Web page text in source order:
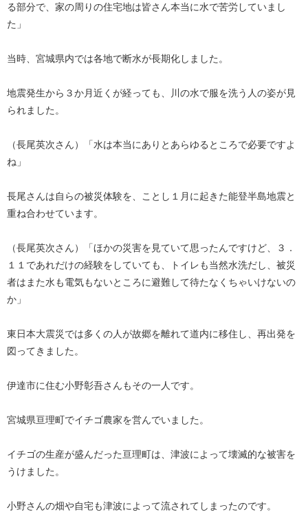
る部分で、家の周りの住宅地は皆さん本当に水で苦労していまし
た」
当時、宮城県内では各地で断水が長期化しました。
地震発生から３か月近くが経っても、川の水で服を洗う人の姿が見
られました。
（長尾英次さん）「水は本当にありとあらゆるところで必要ですよ
ね」
長尾さんは自らの被災体験を、ことし１月に起きた能登半島地震と
重ね合わせています。
（長尾英次さん）「ほかの災害を見ていて思ったんですけど、３．
１１であれだけの経験をしていても、トイレも当然水洗だし、被災
者はまた水も電気もないところに避難して待たなくちゃいけないの
か」
東日本大震災では多くの人が故郷を離れて道内に移住し、再出発を
図ってきました。
伊達市に住む小野彰吾さんもその一人です。
宮城県亘理町でイチゴ農家を営んでいました。
イチゴの生産が盛んだった亘理町は、津波によって壊滅的な被害を
うけました。
小野さんの畑や自宅も津波によって流されてしまったのです。